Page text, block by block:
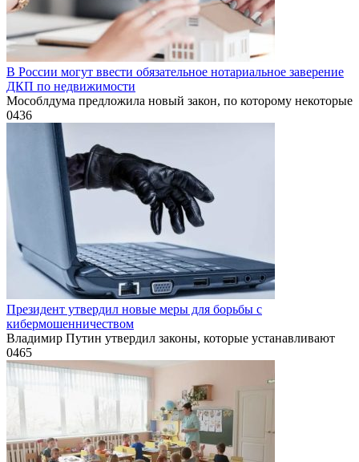
В России могут ввести обязательное нотариальное заверение
ДКП по недвижимости
Мособлдума предложила новый закон, по которому некоторые
0436
Президент утвердил новые меры для борьбы с
кибермошенничеством
Владимир Путин утвердил законы, которые устанавливают
0465